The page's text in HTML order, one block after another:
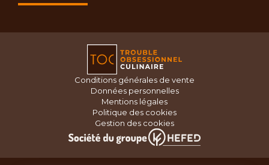
Conditions générales de vente
Données personnelles
Mentions légales
Politique des cookies
Gestion des cookies